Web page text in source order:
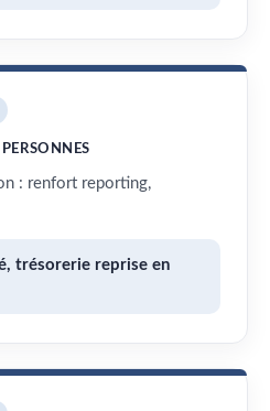
: renfort reporting,
trésorerie reprise en